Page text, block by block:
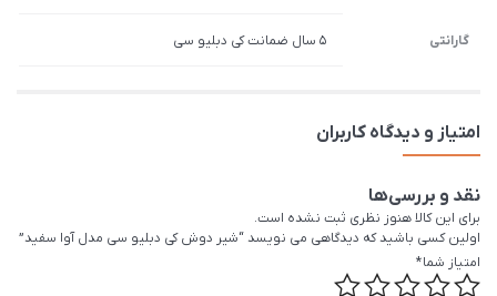
گارانتی 5 سال ضمانت کی دبلیو سی
امتیاز و دیدگاه کاربران
نقد و بررسی‌ها
برای این کالا هنوز نظری ثبت نشده است.
اولین کسی باشید که دیدگاهی می نویسد “شیر دوش کی دبلیو سی مدل آوا سفید”
امتیاز شما*